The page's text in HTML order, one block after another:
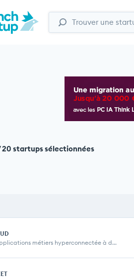
startups sélectionnées
métiers hyperconnectée à d...